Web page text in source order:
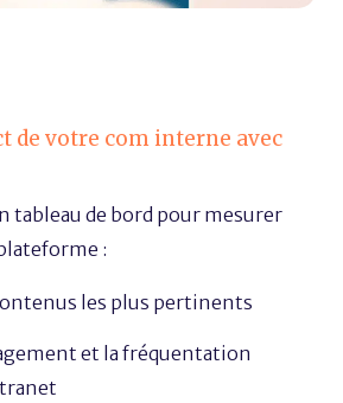
de votre com interne avec
tableau de bord pour mesurer
:
les plus pertinents
et la fréquentation